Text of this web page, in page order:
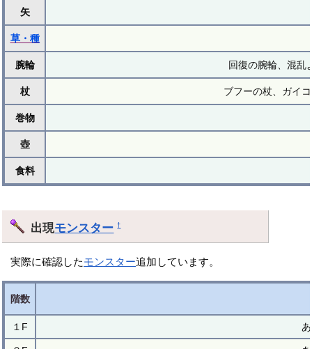
矢
草・種
腕輪 回復の腕輪、混乱
杖 ブフーの杖、ガイ
巻物
壺
食料
出現モンスター †
実際に確認したモンスター追加しています。
階数
１F